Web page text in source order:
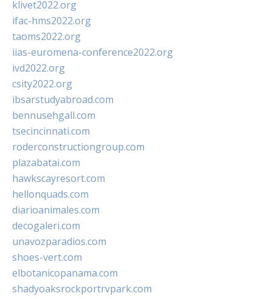
klivet2022.org
ifac-hms2022.org
taoms2022.org
iias-euromena-conference2022.org
ivd2022.org
csity2022.org
ibsarstudyabroad.com
bennusehgall.com
tsecincinnati.com
roderconstructiongroup.com
plazabatai.com
hawkscayresort.com
hellonquads.com
diarioanimales.com
decogaleri.com
unavozparadios.com
shoes-vert.com
elbotanicopanama.com
shadyoaksrockportrvpark.com